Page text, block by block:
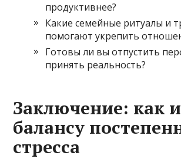
продуктивнее?
Какие семейные ритуалы и
помогают укрепить
Готовы ли вы отпустить
принять реальность?
Заключение: как
балансу
стресса